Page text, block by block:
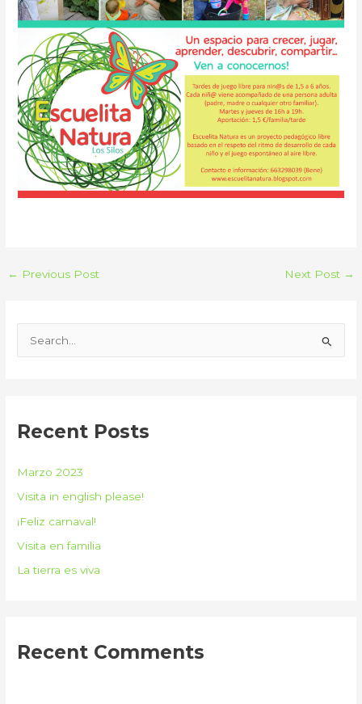
← Previous Post Next Post →
e
h
:
Recent Posts
Marzo 2023
Visita in english please!
¡Feliz carnaval!
Visita en familia
La tierra es viva
Recent Comments